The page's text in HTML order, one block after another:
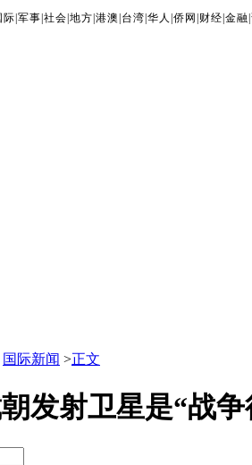
际 |军事 |社会 |地方 |港澳 台湾 |华人 |侨网 财经 |金融 |
国际新闻 >正文
发射卫星是“战争